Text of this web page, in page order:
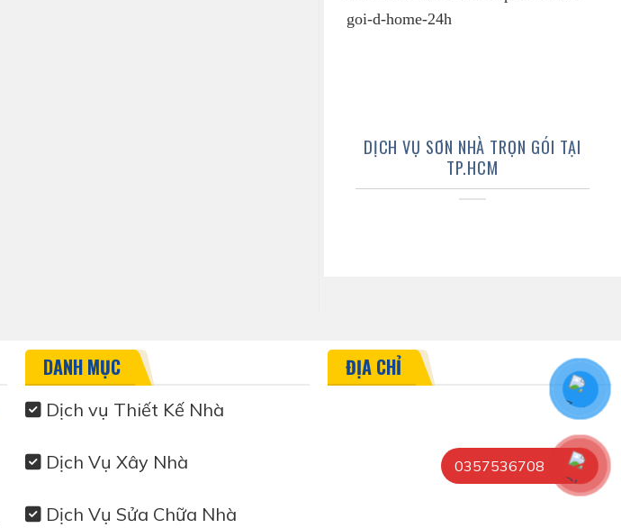
DỊCH VỤ SƠN NHÀ TRỌN GÓI TẠI
TP.HCM
DANH MỤC
Dịch vụ Thiết Kế Nhà
Dịch Vụ Xây Nhà
Dịch Vụ Sửa Chữa Nhà
ĐỊA CHỈ
0357536708